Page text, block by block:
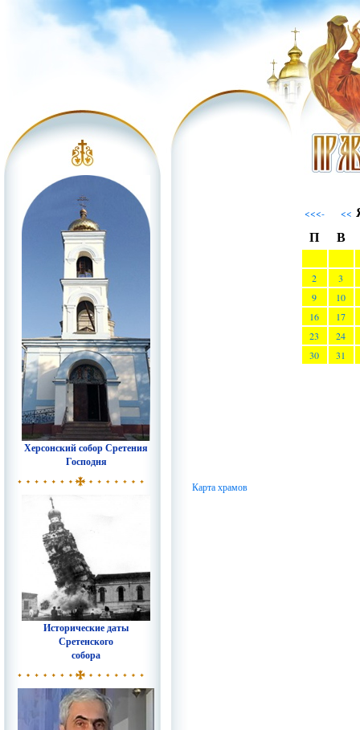
Херсонский собор Сретения
Господня
Исторические даты
Сретенского
собора
<<<- <<
П
В
2
3
9
10
16
17
23
24
30
31
Карта храмов